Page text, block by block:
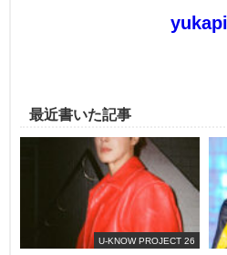
最近書いた記事
U-KNOW PROJECT 26